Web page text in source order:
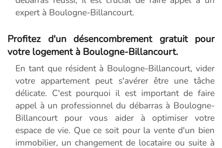
expert à Boulogne-Billancourt.
Profitez d'un désencombrement gratuit pour
votre logement à Boulogne-Billancourt.
En tant que résident à Boulogne-Billancourt, vider
votre appartement peut s'avérer être une tâche
délicate. C'est pourquoi il est important de faire
appel à un professionnel du débarras à Boulogne-
Billancourt pour vous aider à optimiser votre
espace de vie. Que ce soit pour la vente d'un bien
immobilier, un changement de locataire ou suite à